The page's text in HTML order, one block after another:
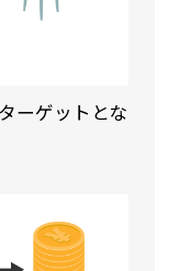
ーゲットとな